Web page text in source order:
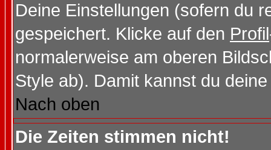
Deine Einstellungen (sofern du
gespeichert. Klicke auf den Profil
normalerweise am oberen
Style ab). Damit kannst du
Nach oben
Die Zeiten stimmen nicht!